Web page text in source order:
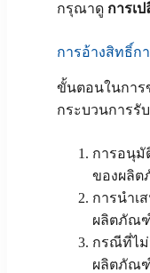
กรุณาดู การเ
การอ้างสิทธิ์ก
ขั้นตอนในกา
กระบวนการรั
การอนุมั
ของผลิ
การนำเ
ผลิตภัณ
กรณีที่ไ
ผลิตภัณฑ์